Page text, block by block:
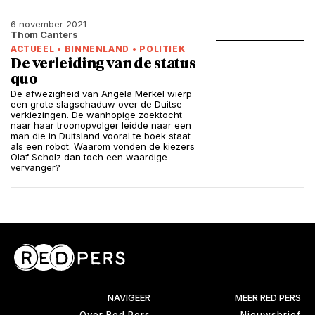
6 november 2021
Thom Canters
ACTUEEL • BINNENLAND • POLITIEK
De verleiding van de status
quo
De afwezigheid van Angela Merkel wierp
een grote slagschaduw over de Duitse
verkiezingen. De wanhopige zoektocht
naar haar troonopvolger leidde naar een
man die in Duitsland vooral te boek staat
als een robot. Waarom vonden de kiezers
Olaf Scholz dan toch een waardige
vervanger?
NAVIGEER
MEER RED PERS